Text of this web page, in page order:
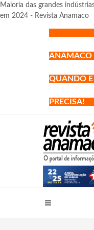
Maioria das grandes
em 2024 - Revista Anamaco
ANAMACO
QUANDO
PRECISA!